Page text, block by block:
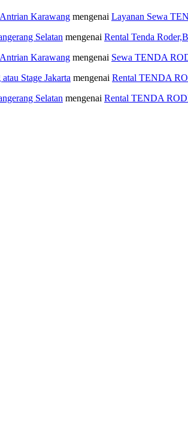
Karawang mengenai Layanan Sewa
Selatan mengenai Rental Tenda
Karawang mengenai Sewa TENDA
Stage Jakarta mengenai Rental TENDA
Selatan mengenai Rental TENDA